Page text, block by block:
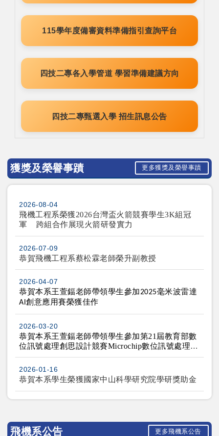
115學年度備審資料準備指引查詢平台
四技二專各入學管道 學習準備建議方向
四技二專甄選入學 招生訊息公告
獲獎及榮譽事蹟 更多獲獎及榮譽事蹟
2026-08-04
飛機工程系榮獲2026台灣盃火箭競賽學生3K組冠
軍 跨組合作展現火箭研發實力
2026-07-09
恭賀飛機工程系蔡松霖老師榮升副教授
2026-04-07
恭賀本系王萱鍢老師帶領學生參加2025毫米波雷達
AI 創意應用賽榮獲佳作
2026-03-20
恭賀本系王萱鍢老師帶領學生參加第21 屆教育部數
位訊號處理創思設計競賽Microchip數位訊號處理應
用組榮獲第一名與第二名
2026-01-16
恭賀本系學生榮獲國家中山科學研究院學研獎助金
飛機系公告 更多飛機系公告